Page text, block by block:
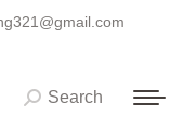
Search:
Search